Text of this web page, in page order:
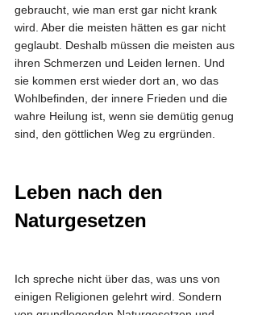
gebraucht, wie man erst gar nicht krank
wird. Aber die meisten hätten es gar nicht
geglaubt. Deshalb müssen die meisten aus
ihren Schmerzen und Leiden lernen. Und
sie kommen erst wieder dort an, wo das
Wohlbefinden, der innere Frieden und die
wahre Heilung ist, wenn sie demütig genug
sind, den göttlichen Weg zu ergründen.
Leben nach den
Naturgesetzen
Ich spreche nicht über das, was uns von
einigen Religionen gelehrt wird. Sondern